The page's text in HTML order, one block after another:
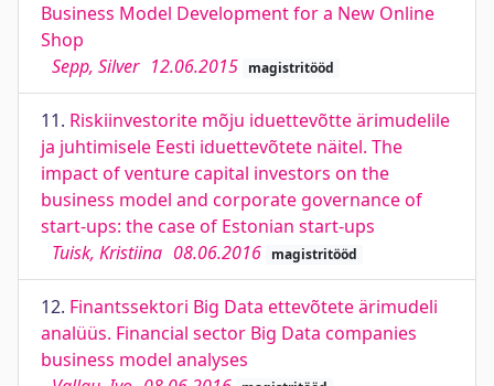
Business Model Development for a New Online
Shop
Sepp, Silver 12.06.2015 magistritööd
11. Riskiinvestorite mõju iduettevõtte ärimudelile
ja juhtimisele Eesti iduettevõtete näitel. The
impact of venture capital investors on the
business model and corporate governance of
start-ups: the case of Estonian start-ups
Tuisk, Kristiina 08.06.2016 magistritööd
12. Finantssektori Big Data ettevõtete ärimudeli
analüüs. Financial sector Big Data companies
business model analyses